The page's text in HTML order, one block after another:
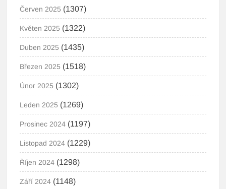
Červen 2025 (1307)
Květen 2025 (1322)
Duben 2025 (1435)
Březen 2025 (1518)
Únor 2025 (1302)
Leden 2025 (1269)
Prosinec 2024 (1197)
Listopad 2024 (1229)
Říjen 2024 (1298)
Září 2024 (1148)